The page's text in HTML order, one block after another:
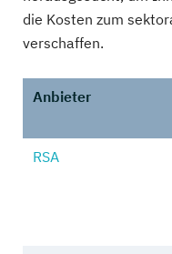
die Kosten zum
verschaffen.
Anbieter
RSA